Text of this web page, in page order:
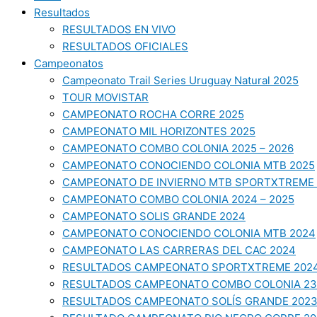
Resultados
RESULTADOS EN VIVO
RESULTADOS OFICIALES
Campeonatos
Campeonato Trail Series Uruguay Natural 2025
TOUR MOVISTAR
CAMPEONATO ROCHA CORRE 2025
CAMPEONATO MIL HORIZONTES 2025
CAMPEONATO COMBO COLONIA 2025 – 2026
CAMPEONATO CONOCIENDO COLONIA MTB 2025
CAMPEONATO DE INVIERNO MTB
CAMPEONATO COMBO COLONIA 2024 – 2025
CAMPEONATO SOLIS GRANDE 2024
CAMPEONATO CONOCIENDO COLONIA MTB 2024
CAMPEONATO LAS CARRERAS DEL CAC 2024
RESULTADOS CAMPEONATO SPORTXTREME
RESULTADOS CAMPEONATO COMBO COLONIA
RESULTADOS CAMPEONATO SOLÍS GRANDE 2023